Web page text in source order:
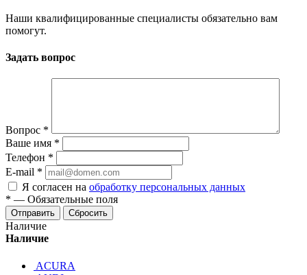
Наши квалифицированные специалисты обязательно вам
помогут.
Задать вопрос
Вопрос *
Ваше имя *
Телефон *
E-mail *
Я согласен на обработку персональных данных
* — Обязательные поля
Отправить Сбросить
Наличие
Наличие
ACURA